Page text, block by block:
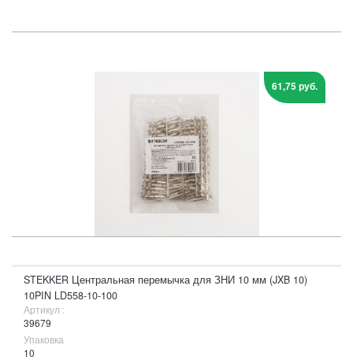
61,75 руб.
STEKKER Центральная перемычка для ЗНИ 10 мм (JXB 10)
10PIN LD558-10-100
Артикул :
39679
Упаковка
10